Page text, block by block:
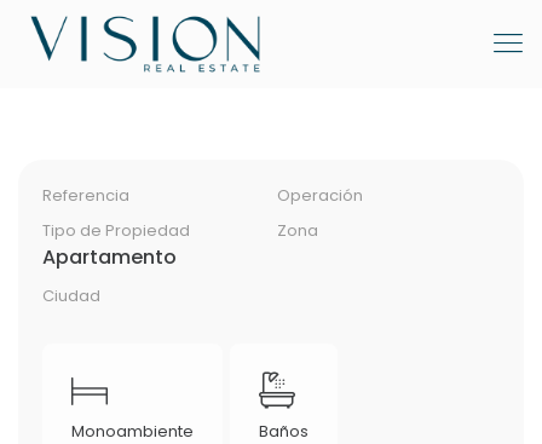
Referencia
Operación
Tipo de Propiedad
Apartamento
Zona
Ciudad
Monoambiente Baños